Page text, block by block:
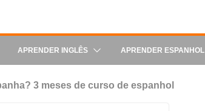
APRENDER INGLÊS APRENDER ESPANHOL
3 meses de curso de espanhol